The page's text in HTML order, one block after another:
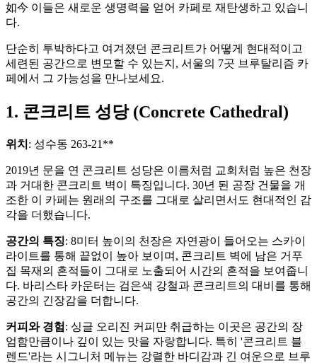
如今 이들은 새로운 생명력을 얻어 카페로 재탄생하고 있습니
다.
단순히 투박하다고 여겨졌던 콘크리트가 어떻게 현대적이고
세련된 공간으로 변모할 수 있는지, 서울의 7곳 브루탈리즘 카
페에서 그 가능성을 만나보세요.
1. 콘크리트 성당 (Concrete Cathedral)
위치 : 성수동 263-21**
2019년 문을 연 콘크리트 성당은 이름처럼 교회처럼 높은 천장
과 거대한 콘크리트 벽이 특징입니다. 30년 된 공장 건물을 개
조한 이 카페는 원래의 구조를 그대로 살리면서도 현대적인 감
각을 더했습니다.
공간의 특징: 8미터 높이의 천장은 자연광이 들어오는 스카이
라이트를 통해 끝없이 높아 보이며, 콘크리트 벽에 남은 거푸
집 목재의 흔적들이 그대로 노출되어 시간의 흔적을 보여줍니
다. 바리스타 카운터는 검은색 강철과 콘크리트의 대비를 통해
공간의 긴장감을 더합니다.
커피와 경험 : 싱글 오리진 커피만 취급하는 이곳은 공간의 장
엄함만큼이나 깊이 있는 맛을 자랑합니다. 특히 '콘크리트 블
렌드'라는 시그니처 메뉴는 강렬한 바디감과 긴 여운으로 브루